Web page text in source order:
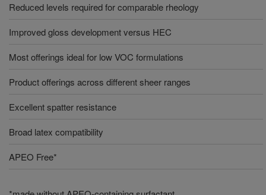
Reduced levels required for comparable rheology
Improved gloss development versus HEC
Most offerings ideal for low VOC formulations
Product offerings across different sheer ranges
Excellent spatter resistance
Broad latex compatibility
APEO Free*